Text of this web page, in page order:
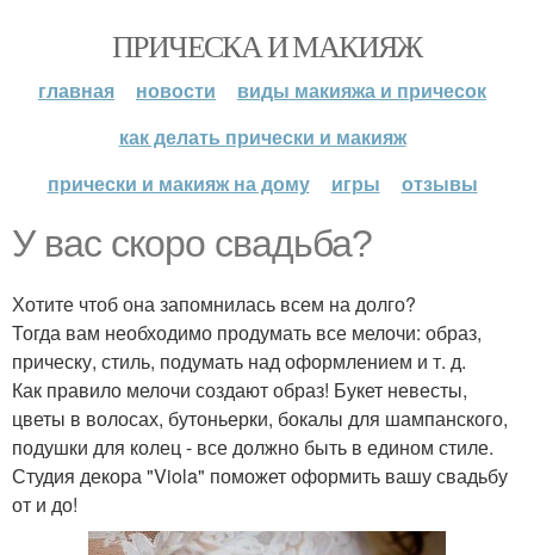
ПРИЧЕСКА И МАКИЯЖ
главная новости
виды макияжа и причесок
как делать прически и макияж
прически и макияж на дому
игры отзывы
У вас скоро свадьба?
Хотите чтоб она запомнилась всем на долго?
Тогда вам необходимо продумать все мелочи: образ,
прическу, стиль, подумать над оформлением и т. д.
Как правило мелочи создают образ! Букет невесты,
цветы в волосах, бутоньерки, бокалы для шампанского,
подушки для колец - все должно быть в едином стиле.
Студия декора "Viola" поможет оформить вашу свадьбу
от и до!